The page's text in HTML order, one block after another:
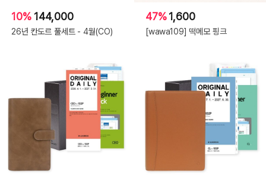
10% 144,000
26년 칸도르 풀세트 - 4월(CO)
47%1,600
[wawa109] 떡메모 핑크